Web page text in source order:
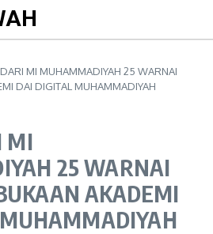
MI MUHAMMADIYAH 25 WARNAI
DAI DIGITAL MUHAMMADIYAH
MI
25 WARNAI
AKADEMI